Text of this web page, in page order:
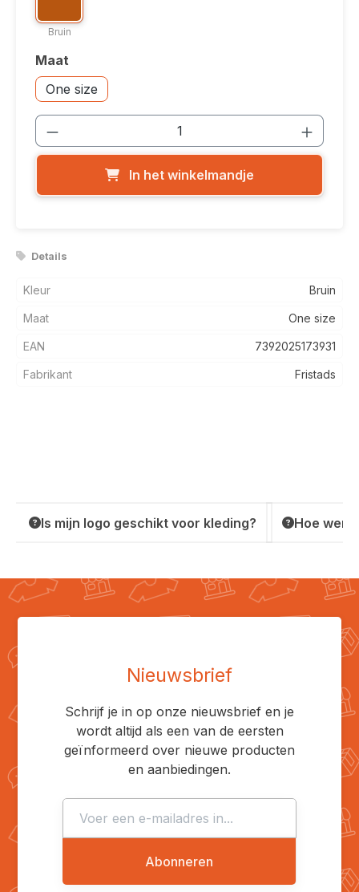
Bruin
Selecteer
Maat
One size
Accessoires: One size
Producthoeveelheid: Voer de
In het winkelmandje
Details
Kleur Bruin
Maat One size
EAN 7392025173931
Fabrikant Fristads
Is mijn logo geschikt voor kleding? Hoe
Nieuwsbrief
Schrijf je in op onze nieuwsbrief en je
wordt altijd als een van de eersten
geïnformeerd over nieuwe producten
en aanbiedingen.
Abonneren